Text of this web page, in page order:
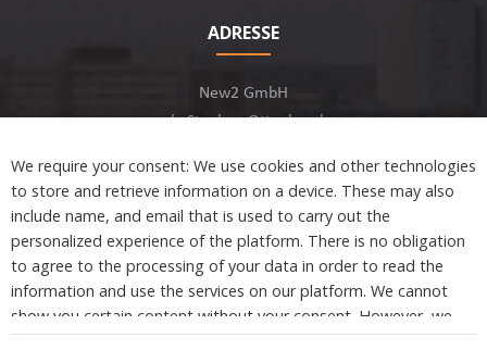
ADRESSE
New2 GmbH
c/o Stephan Ottenbruch
Developed by
We require your consent: We use cookies and other technologies
to store and retrieve information on a device. These may also
include name, and email that is used to carry out the
personalized experience of the platform. There is no obligation
to agree to the processing of your data in order to read the
information and use the services on our platform. We cannot
show you certain content without your consent. However, we
are not tracking or sharing any information, data, and personal